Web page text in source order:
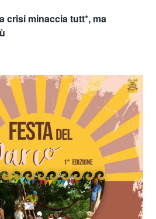
crisi minaccia tutt*, ma